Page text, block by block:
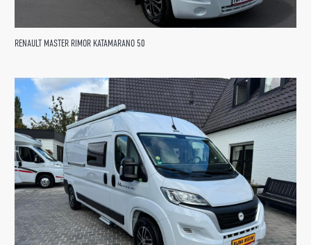
RENAULT MASTER RIMOR KATAMARANO 50